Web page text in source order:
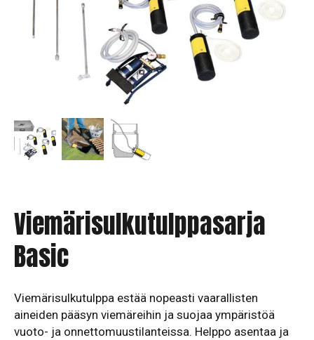
Viemärisulkutulppasarja
Basic
Viemärisulkutulppa estää nopeasti vaarallisten
aineiden pääsyn viemäreihin ja suojaa ympäristöä
vuoto- ja onnettomuustilanteissa. Helppo asentaa ja